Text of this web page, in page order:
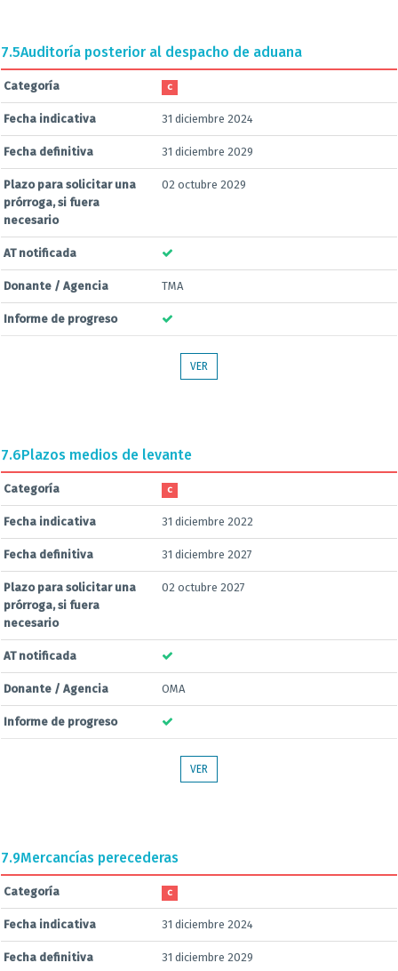
7.5Auditoría posterior al despacho de aduana
Categoría C
Fecha indicativa 31 diciembre 2024
Fecha definitiva 31 diciembre 2029
Plazo para solicitar una
prórroga, si fuera
necesario
02 octubre 2029
AT notificada
Donante / Agencia TMA
Informe de progreso
VER
7.6Plazos medios de levante
Categoría C
Fecha indicativa 31 diciembre 2022
Fecha definitiva 31 diciembre 2027
Plazo para solicitar una
prórroga, si fuera
necesario
02 octubre 2027
AT notificada
Donante / Agencia OMA
Informe de progreso
VER
7.9Mercancías perecederas
Categoría C
Fecha indicativa 31 diciembre 2024
Fecha definitiva 31 diciembre 2029